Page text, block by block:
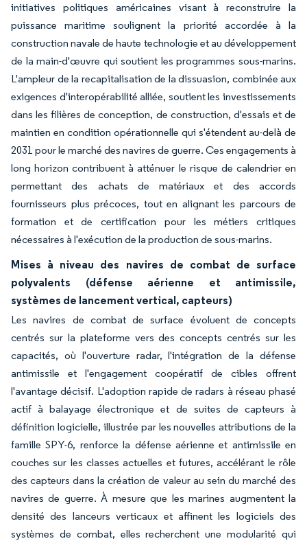
initiatives politiques américaines visant à reconstruire la
puissance maritime soulignent la priorité accordée à la
construction navale de haute technologie et au développement
de la main-d'œuvre qui soutient les programmes sous-marins.
L'ampleur de la recapitalisation de la dissuasion, combinée aux
exigences d'interopérabilité alliée, soutient les investissements
dans les filières de conception, de construction, d'essais et de
maintien en condition opérationnelle qui s'étendent au-delà de
2031 pour le marché des navires de guerre. Ces engagements à
long horizon contribuent à atténuer le risque de calendrier en
permettant des achats de matériaux et des accords
fournisseurs plus précoces, tout en alignant les parcours de
formation et de certification pour les métiers critiques
nécessaires à l'exécution de la production de sous-marins.
Mises à niveau des navires de combat de surface
polyvalents (défense aérienne et antimissile,
systèmes de lancement vertical, capteurs)
Les navires de combat de surface évoluent de concepts
centrés sur la plateforme vers des concepts centrés sur les
capacités, où l'ouverture radar, l'intégration de la défense
antimissile et l'engagement coopératif de cibles offrent
l'avantage décisif. L'adoption rapide de radars à réseau phasé
actif à balayage électronique et de suites de capteurs à
définition logicielle, illustrée par les nouvelles attributions de la
famille SPY-6, renforce la défense aérienne et antimissile en
couches sur les classes actuelles et futures, accélérant le rôle
des capteurs dans la création de valeur au sein du marché des
navires de guerre. À mesure que les marines augmentent la
densité des lanceurs verticaux et affinent les logiciels des
systèmes de combat, elles recherchent une modularité qui